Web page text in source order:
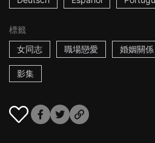
標籤
女同志
職場戀愛 婚姻關係
影集